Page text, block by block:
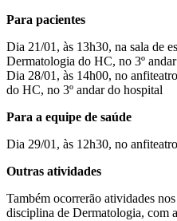
Para pacientes
Dia 21/01, às 13h30, na sala de
Dermatologia do HC, no 3º
Dia 28/01, às 14h00, no
do HC, no 3º andar do hospital
Para a equipe de saúde
Dia 29/01, às 12h30, no
Outras atividades
Também ocorrerão atividades
disciplina de Dermatologia, com